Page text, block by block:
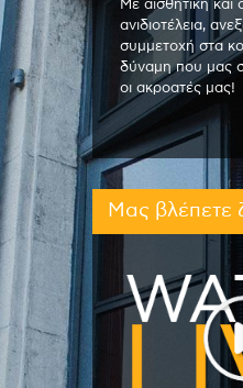
Με αισθητική
ανιδιοτέλεια,
συμμετοχή στα
δύναμη που μας
οι ακροατές μας!
Μας βλέπετε